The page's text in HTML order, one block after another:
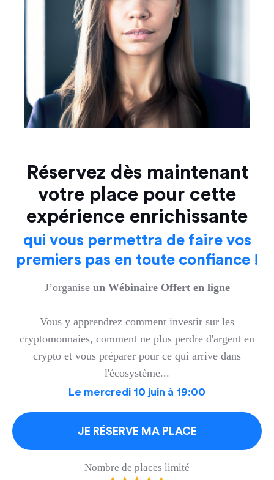
Réservez dès maintenant
votre place pour cette
expérience enrichissante
qui vous permettra de faire vos
premiers pas en toute confiance !
J’organise un Wébinaire Offert en ligne
Vous y apprendrez comment investir sur les
cryptomonnaies, comment ne plus perdre d'argent en
crypto et vous préparer pour ce qui arrive dans
l'écosystème...
Le mercredi 10 juin à 19:00
JE RÉSERVE MA PLACE
Nombre de places limité